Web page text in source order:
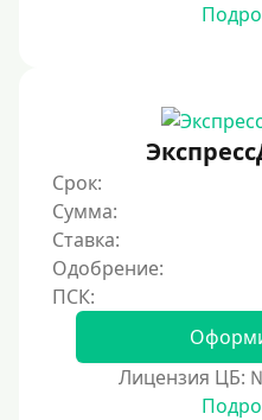
Беспроцентный займ на
Без процентов на 30 дней
Под 0 %
Условия
С опцией досрочного
Без страховок и комиссий
Со страховкой
Срок:
Сумма:
Ставка:
Одобрение:
Лицензия ЦБ: